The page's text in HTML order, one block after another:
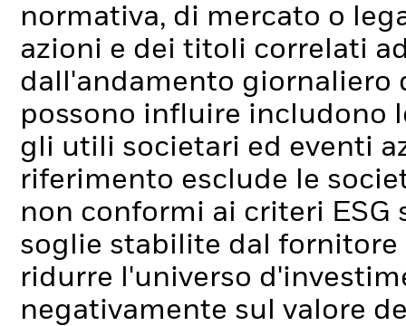
normativa, di mercato o
azioni e dei titoli correlati
dall'andamento giornaliero
possono influire includono
gli utili societari ed eventi
riferimento esclude le
non conformi ai criteri
soglie stabilite dal fornitore
ridurre l'universo
negativamente sul valore